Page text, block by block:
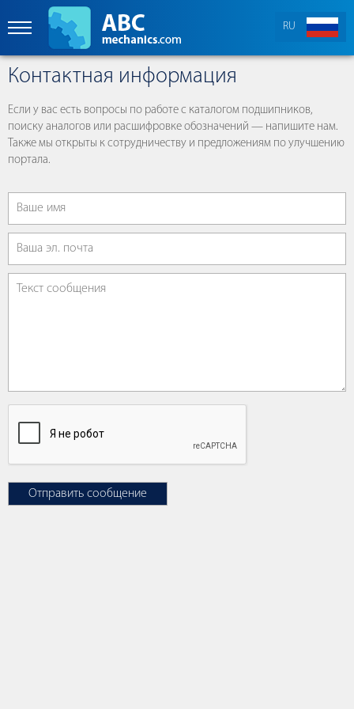
RU
Контактная информация
Если у вас есть вопросы по работе с каталогом подшипников,
поиску аналогов или расшифровке обозначений — напишите нам.
Также мы открыты к сотрудничеству и предложениям по улучшению
портала.
Отправить сообщение